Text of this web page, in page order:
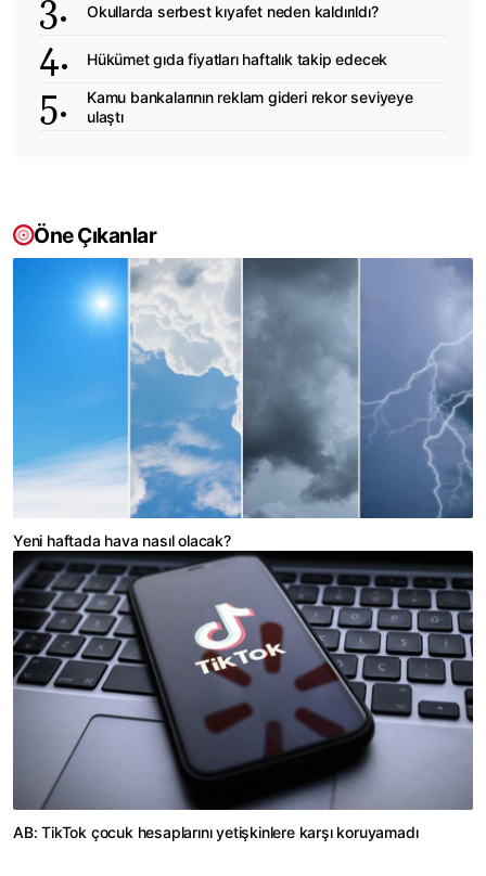
Okullarda serbest kıyafet neden kaldırıldı?
Hükümet gıda fiyatları haftalık takip edecek
Kamu bankalarının reklam gideri rekor seviyeye
ulaştı
Öne Çıkanlar
Yeni haftada hava nasıl olacak?
AB: TikTok çocuk hesaplarını yetişkinlere karşı koruyamadı